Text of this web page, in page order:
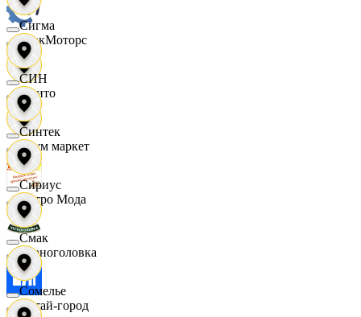
ТракМоторс
Фрито
Хоум маркет
Цетро Мода
Черноголовка
Читай-город
Сигма
СИН
Синтек
Сириус
Смак
Сомелье